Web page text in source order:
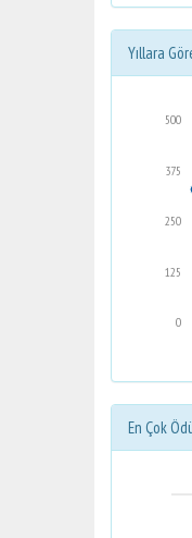
Yıllara
0
125
250
375
500
En Çok